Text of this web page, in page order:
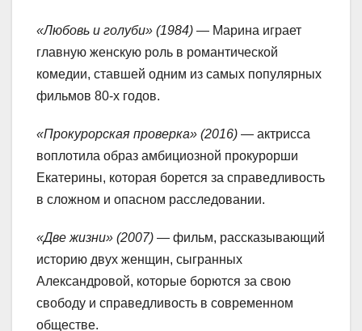
«Любовь и голуби» (1984) — Марина играет
главную женскую роль в романтической
комедии, ставшей одним из самых популярных
фильмов 80-х годов.
«Прокурорская проверка» (2016) — актрисса
воплотила образ амбициозной прокурорши
Екатерины, которая борется за справедливость
в сложном и опасном расследовании.
«Две жизни» (2007) — фильм, рассказывающий
историю двух женщин, сыгранных
Александровой, которые борются за свою
свободу и справедливость в современном
обществе.